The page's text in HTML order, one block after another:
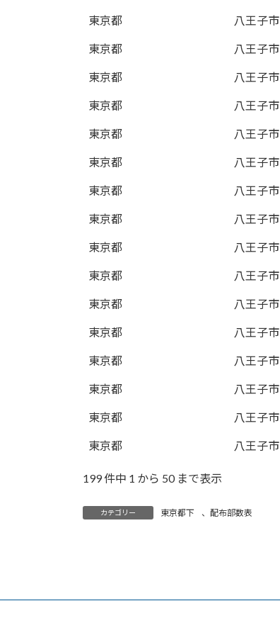
東京都 八王子市
東京都 八王子市
東京都 八王子市
東京都 八王子市
東京都 八王子市
東京都 八王子市
東京都 八王子市
東京都 八王子市
東京都 八王子市
東京都 八王子市
東京都 八王子市
東京都 八王子市
東京都 八王子市
東京都 八王子市
東京都 八王子市
東京都 八王子市
199 件中 1 から 50 まで表示
カテゴリー 東京都下 、 配布部数表